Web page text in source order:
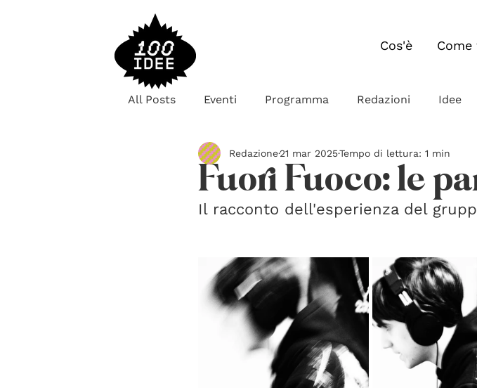
Cos'è
All Posts Eventi Programma Redazioni Idee
Fuori Fuoco: le
Redazione21 mar 2025Tempo di lettura: 1 min
Il racconto dell'esperienza del